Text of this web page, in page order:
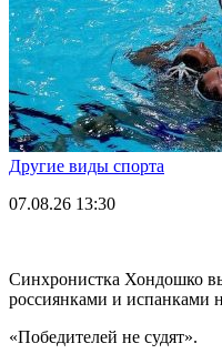
Другие виды спорта
07.08.26 13:30
Синхронистка Хондошко
россиянками и испанками
«Победителей не судят».